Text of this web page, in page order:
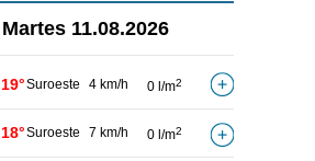
Martes 11.08.2026
19°Suroeste 4 km/h 0 l/m2
18°Suroeste 7 km/h 0 l/m2